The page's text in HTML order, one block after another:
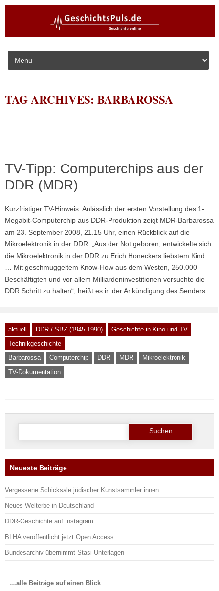
Skip to content
TAG ARCHIVES: BARBAROSSA
TV-Tipp: Computerchips aus der
DDR (MDR)
Kurzfristiger TV-Hinweis: Anlässlich der ersten Vorstellung des 1-
Megabit-Computerchip aus DDR-Produktion zeigt MDR-Barbarossa
am 23. September 2008, 21.15 Uhr, einen Rückblick auf die
Mikroelektronik in der DDR. „Aus der Not geboren, entwickelte sich
die Mikroelektronik in der DDR zu Erich Honeckers liebstem Kind.
… Mit geschmuggeltem Know-How aus dem Westen, 250.000
Beschäftigten und vor allem Milliardeninvestitionen versuchte die
DDR Schritt zu halten“, heißt es in der Ankündigung des Senders.
aktuell DDR / SBZ (1945-1990)
Geschichte in Kino und TV
Technikgeschichte
Barbarossa
Computerchip DDR MDR
Mikroelektronik
TV-Dokumentation
Suche
Neueste Beiträge
Vergessene Schicksale jüdischer Kunstsammler:innen
Neues Welterbe in Deutschland
DDR-Geschichte auf Instagram
BLHA veröffentlicht jetzt Open Access
Bundesarchiv übernimmt Stasi-Unterlagen
…alle Beiträge auf einen Blick